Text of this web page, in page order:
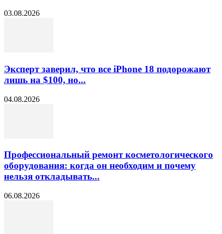
03.08.2026
Эксперт заверил, что все iPhone 18 подорожают
лишь на $100, но...
04.08.2026
Профессиональный ремонт косметологического
оборудования: когда он необходим и почему
нельзя откладывать...
06.08.2026